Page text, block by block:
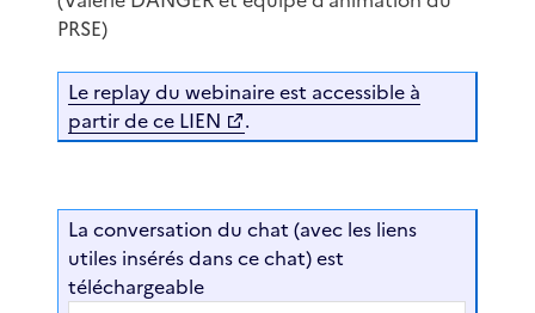
PRSE)
Le replay du webinaire est accessible à
partir de ce LIEN
.
La conversation du chat (avec les liens
utiles insérés dans ce chat) est
téléchargeable